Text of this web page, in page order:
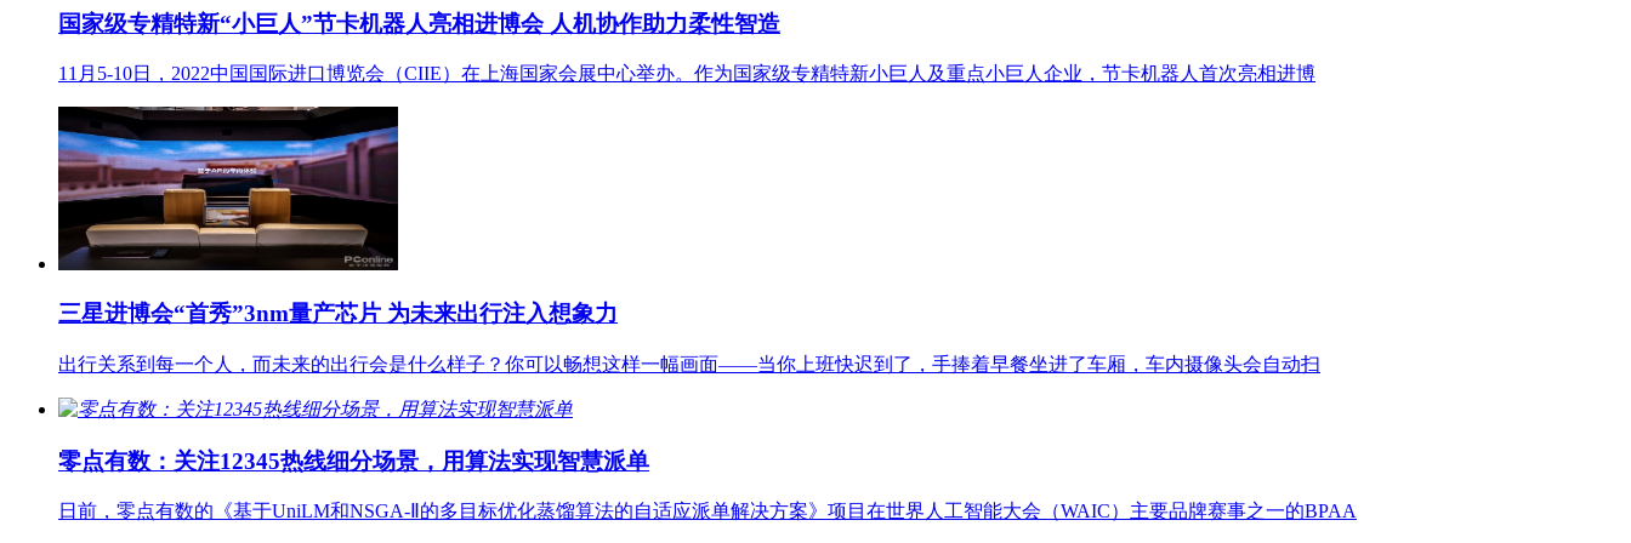
国家级专精特新“小巨人”节卡机器人亮相进博会 人机协作助力柔性智造
11月5-10日，2022中国国际进口博览会（CIIE）在上海国家会展中心举办。作为国家级专精特新小巨人及重点小巨人企业，节卡机器人首次亮相进博
三星进博会“首秀”3nm量产芯片 为未来出行注入想象力
出行关系到每一个人，而未来的出行会是什么样子？你可以畅想这样一幅画面——当你上班快迟到了，手捧着早餐坐进了车厢，车内摄像头会自动扫
零点有数：关注12345热线细分场景，用算法实现智慧派单
日前，零点有数的《基于UniLM和NSGA-Ⅱ的多目标优化蒸馏算法的自适应派单解决方案》项目在世界人工智能大会（WAIC）主要品牌赛事之一的BPAA